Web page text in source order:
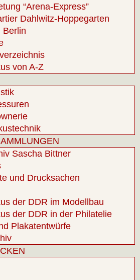
“Arena-Express”
Dahlwitz-Hoppegarten
Berlin
von A-Z
Sascha Bittner
und Drucksachen
der DDR im Modellbau
der DDR in der Philatelie
Plakatentwürfe